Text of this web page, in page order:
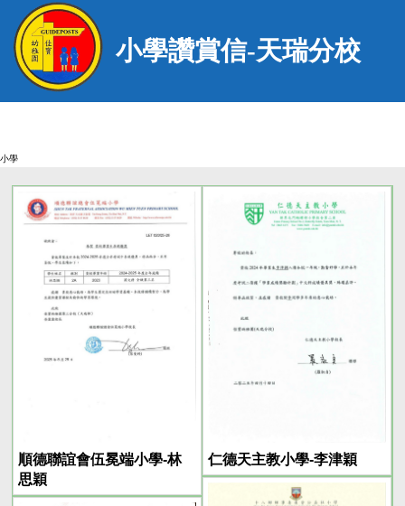
小學讚賞信-天瑞分校
小學
順德聯誼會伍冕端小學-林
思穎
仁德天主教小學-李津穎